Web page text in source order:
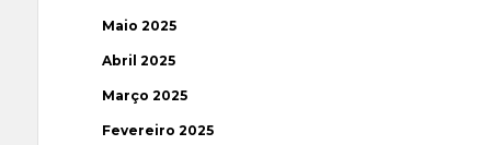
Maio 2025
Abril 2025
Março 2025
Fevereiro 2025